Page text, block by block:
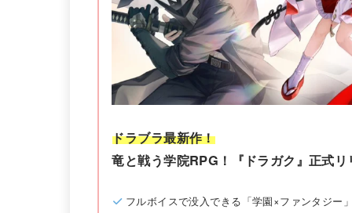
ドラブラ最新作！
竜と戦う学院RPG！『ドラガク』正式
フルボイスで没入できる「学園×ファンタジー